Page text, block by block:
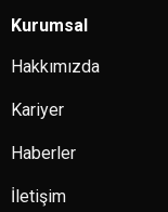
Kurumsal
Hakkımızda
Kariyer
Haberler
İletişim